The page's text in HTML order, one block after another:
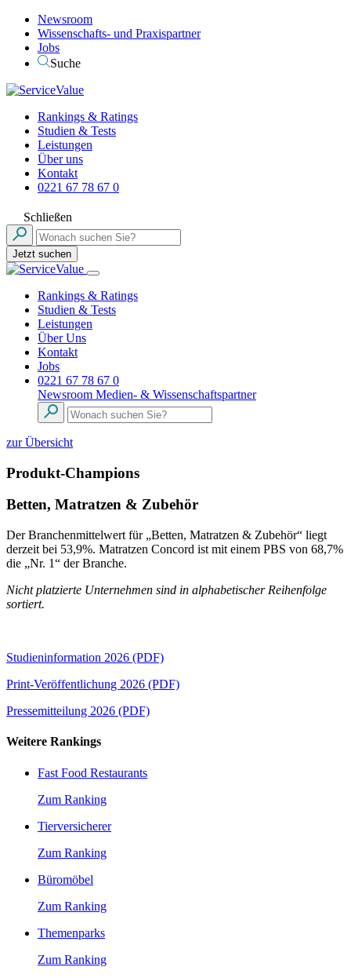
Newsroom
Wissenschafts- und Praxispartner
Jobs
Suche
Rankings & Ratings
Studien & Tests
Leistungen
Über uns
Kontakt
0221 67 78 67 0
Schließen
Jetzt suchen
Rankings & Ratings
Studien & Tests
Leistungen
Über Uns
Kontakt
Jobs
0221 67 78 67 0
Newsroom Medien- & Wissenschaftspartner
zur Übersicht
Produkt-Champions
Betten, Matratzen & Zubehör
Der Branchenmittelwert für „Betten, Matratzen & Zubehör“ liegt
derzeit bei 53,9%. Matratzen Concord ist mit einem PBS von 68,7%
die „Nr. 1“ der Branche.
Nicht platzierte Unternehmen sind in alphabetischer Reihenfolge
sortiert.
Studieninformation 2026 (PDF)
Print-Veröffentlichung 2026 (PDF)
Pressemitteilung 2026 (PDF)
Weitere Rankings
Fast Food Restaurants
Zum Ranking
Tierversicherer
Zum Ranking
Büromöbel
Zum Ranking
Themenparks
Zum Ranking